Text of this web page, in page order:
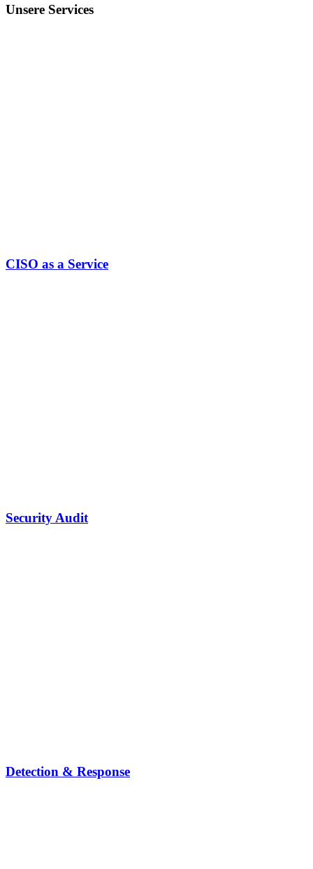
Unsere Services
CISO as a Service
Security Audit
Detection & Response